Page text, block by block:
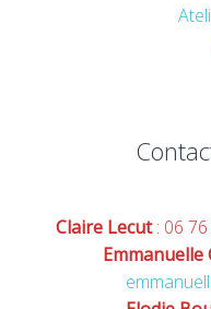
Claire Lecut: 06 76
Emmanuelle